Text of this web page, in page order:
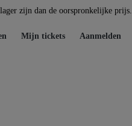
zijn dan de oorspronkelijke prijs.
Mijn tickets Aanmelden